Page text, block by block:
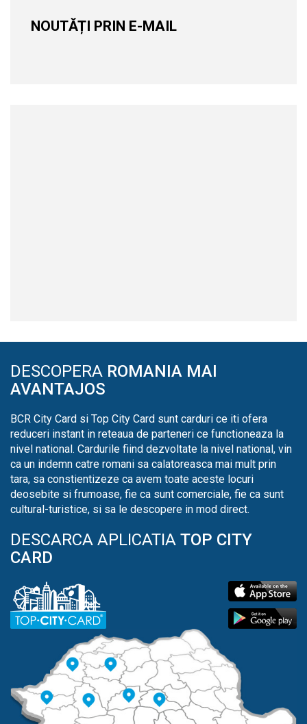
NOUTĂȚI PRIN E-MAIL
DESCOPERA ROMANIA MAI
AVANTAJOS
BCR City Card si Top City Card sunt carduri ce iti ofera
reduceri instant in reteaua de parteneri ce functioneaza la
nivel national. Cardurile fiind dezvoltate la nivel national, vin
ca un indemn catre romani sa calatoreasca mai mult prin
tara, sa constientizeze ca avem toate aceste locuri
deosebite si frumoase, fie ca sunt comerciale, fie ca sunt
cultural-turistice, si sa le descopere in mod direct.
DESCARCA APLICATIA TOP CITY
CARD